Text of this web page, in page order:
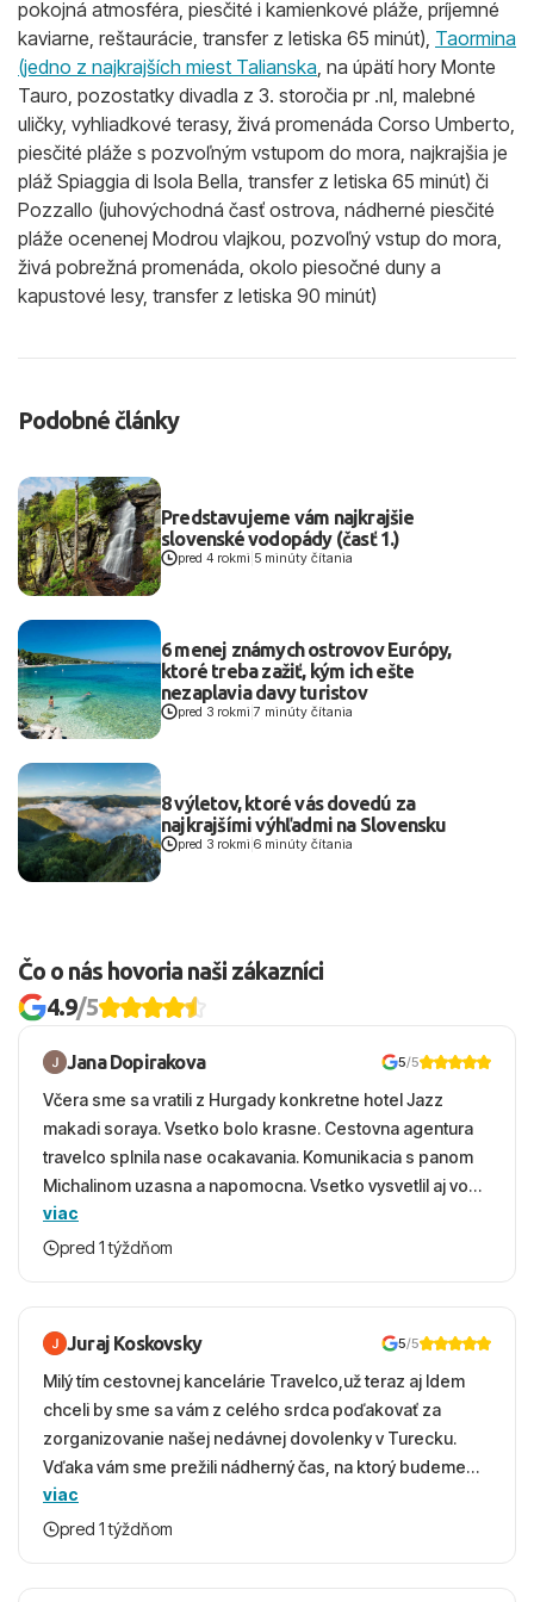
pokojná atmosféra, piesčité i kamienkové pláže, príjemné
kaviarne, reštaurácie, transfer z letiska 65 minút), Taormina
(jedno z najkrajších miest Talianska, na úpätí hory Monte
Tauro, pozostatky divadla z 3. storočia pr .nl, malebné
uličky, vyhliadkové terasy, živá promenáda Corso Umberto,
piesčité pláže s pozvoľným vstupom do mora, najkrajšia je
pláž Spiaggia di Isola Bella, transfer z letiska 65 minút) či
Pozzallo (juhovýchodná časť ostrova, nádherné piesčité
pláže ocenenej Modrou vlajkou, pozvoľný vstup do mora,
živá pobrežná promenáda, okolo piesočné duny a
kapustové lesy, transfer z letiska 90 minút)
Podobné články
Predstavujeme vám najkrajšie
slovenské vodopády (časť 1.)
pred 4 rokmi 5 minúty čítania
6 menej známych ostrovov Európy,
ktoré treba zažiť, kým ich ešte
nezaplavia davy turistov
pred 3 rokmi |7 minúty čítania
8 výletov, ktoré vás dovedú za
najkrajšími výhľadmi na Slovensku
pred 3 rokmi 6 minúty čítania
Čo o nás hovoria naši zákazníci
4.9/5
Jana Dopirakova 5/5
Včera sme sa vratili z Hurgady konkretne hotel Jazz
makadi soraya. Vsetko bolo krasne. Cestovna agentura
travelco splnila nase ocakavania. Komunikacia s panom
Michalinom uzasna a napomocna. Vsetko vysvetlil aj vo
vecernych hodinach zaco sa ospravedlnujem. Hotel
krasny, cisty. Sluzby top. Strava, prostredie, more,
viac
pred 1 týždňom
Juraj Koskovsky 5/5
Milý tím cestovnej kancelárie Travelco,už teraz aj Idem
chceli by sme sa vám z celého srdca poďakovať za
zorganizovanie našej nedávnej dovolenky v Turecku.
Vďaka vám sme prežili nádherný čas, na ktorý budeme
ešte dlho s úsmevom spomínať. ​Všetko prebehlo
absolútne hladko – od prvotného výberu zájazdu, cez
viac
pred 1 týždňom